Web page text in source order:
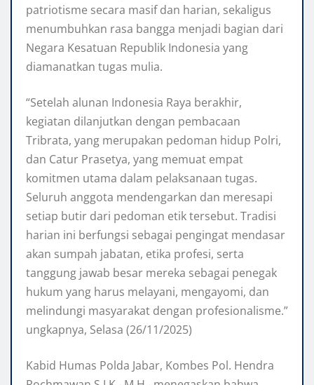
patriotisme secara masif dan harian, sekaligus
menumbuhkan rasa bangga menjadi bagian dari
Negara Kesatuan Republik Indonesia yang
diamanatkan tugas mulia.
“Setelah alunan Indonesia Raya berakhir,
kegiatan dilanjutkan dengan pembacaan
Tribrata, yang merupakan pedoman hidup Polri,
dan Catur Prasetya, yang memuat empat
komitmen utama dalam pelaksanaan tugas.
Seluruh anggota mendengarkan dan meresapi
setiap butir dari pedoman etik tersebut. Tradisi
harian ini berfungsi sebagai pengingat mendasar
akan sumpah jabatan, etika profesi, serta
tanggung jawab besar mereka sebagai penegak
hukum yang harus melayani, mengayomi, dan
melindungi masyarakat dengan profesionalisme.”
ungkapnya, Selasa (26/11/2025)
Kabid Humas Polda Jabar, Kombes Pol. Hendra